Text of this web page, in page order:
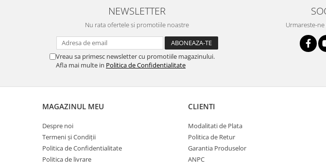
NEWSLETTER
Nu rata ofertele si promotiile noastre
Vreau sa primesc newsletter cu promotiile magazinului.
Afla mai multe in Politica de Confidentialitate
Urmareste-
MAGAZINUL MEU
Despre noi
Termeni și Condiții
Politica de Confidentialitate
Politica de livrare
CLIENTI
Modalitati de Plata
Politica de Retur
Garantia Produselor
ANPC